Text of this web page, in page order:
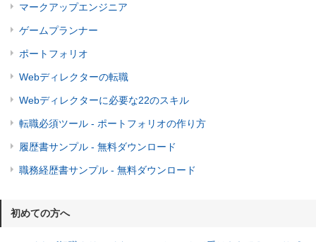
マークアップエンジニア
ゲームプランナー
ポートフォリオ
Webディレクターの転職
Webディレクターに必要な22のスキル
転職必須ツール - ポートフォリオの作り方
履歴書サンプル - 無料ダウンロード
職務経歴書サンプル - 無料ダウンロード
初めての方へ